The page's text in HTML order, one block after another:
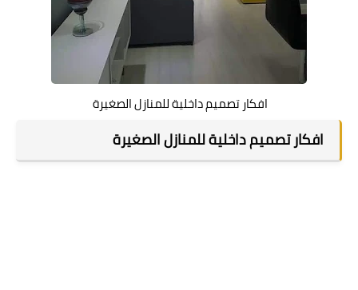
افكار تصميم داخلية للمنازل الصغيرة
افكار تصميم داخلية للمنازل الصغيرة